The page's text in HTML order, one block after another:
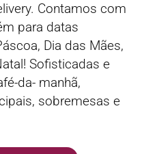
Contamos com
para datas
Dia das Mães,
Sofisticadas e
da- manhã,
sobremesas e